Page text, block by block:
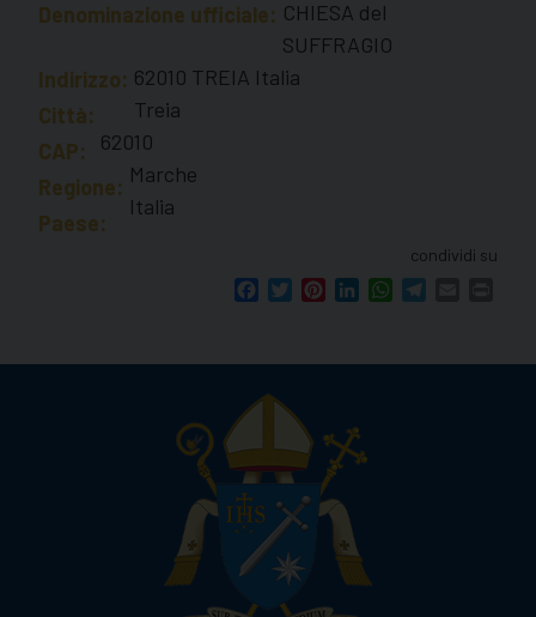
Denominazione ufficiale: CHIESA del
SUFFRAGIO
Indirizzo: 62010 TREIA Italia
Città:
Treia
CAP:
62010
Regione: Marche
Paese:
Italia
condividi su
FacebookTwitterPinterestLinkedInWhatsApp